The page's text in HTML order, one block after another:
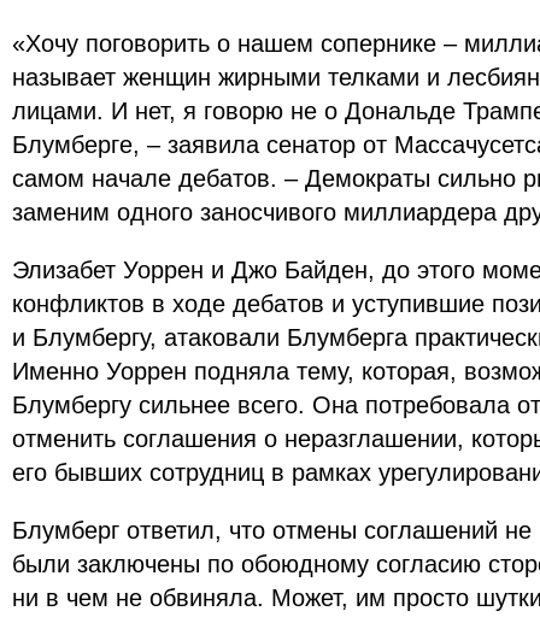
«Хочу поговорить о нашем сопернике –
называет женщин жирными телками и
лицами. И нет, я говорю не о Дональде
Блумберге, – заявила сенатор от
самом начале дебатов. – Демократы сильно
заменим одного заносчивого миллиардера
Элизабет Уоррен и Джо Байден, до этого
конфликтов в ходе дебатов и уступившие
и Блумбергу, атаковали Блумберга
Именно Уоррен подняла тему, которая,
Блумбергу сильнее всего. Она потребовала
отменить соглашения о неразглашении,
его бывших сотрудниц в рамках
Блумберг ответил, что отмены соглашений не
были заключены по обоюдному согласию
ни в чем не обвиняла. Может, им просто